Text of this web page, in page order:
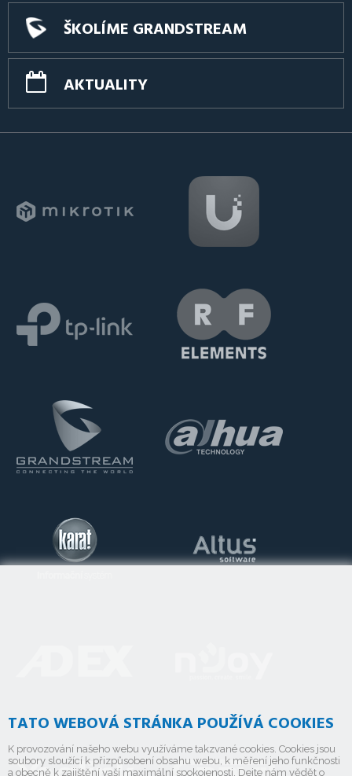
ŠKOLÍME GRANDSTREAM
AKTUALITY
TATO WEBOVÁ STRÁNKA POUŽÍVÁ COOKIES
K provozování našeho webu využíváme takzvané cookies. Cookies jsou
soubory sloužící k přizpůsobení obsahu webu, k měření jeho funkčnosti
a obecně k zajištění vaší maximální spokojenosti. Dejte nám vědět o